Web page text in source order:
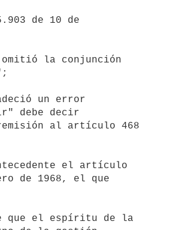
debe decir
al artículo 468
de 1968, el que